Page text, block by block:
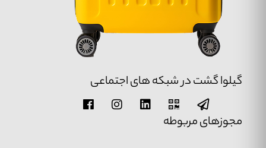
گیلوا گشت در شبکه های اجتماعی
مجوزهای مربوطه